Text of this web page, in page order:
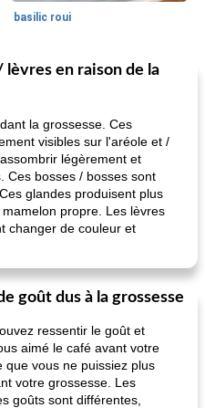
basilic roui
30
en raison de la
la grossesse. Ces
visibles sur l'aréole et /
légèrement et
Ces bosses / bosses sont
glandes produisent plus
propre. Les lèvres
changer de couleur et
goût dus à la grossesse
ressentir le goût et
aimé le café avant votre
que vous ne puissiez plus
votre grossesse. Les
goûts sont différentes,